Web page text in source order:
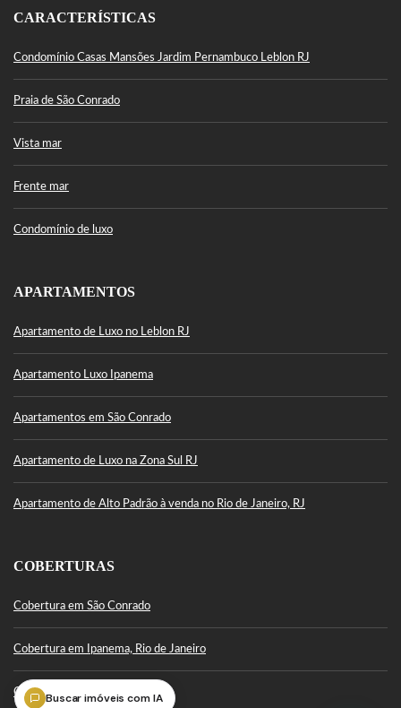
CARACTERÍSTICAS
Condomínio Casas Mansões Jardim Pernambuco Leblon RJ
Praia de São Conrado
Vista mar
Frente mar
Condomínio de luxo
APARTAMENTOS
Apartamento de Luxo no Leblon RJ
Apartamento Luxo Ipanema
Apartamentos em São Conrado
Apartamento de Luxo na Zona Sul RJ
Apartamento de Alto Padrão à venda no Rio de Janeiro, RJ
COBERTURAS
Cobertura em São Conrado
Cobertura em Ipanema, Rio de Janeiro
Cobertura Leblon
Buscar imóveis com IA